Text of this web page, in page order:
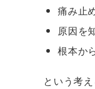
痛み止
原因を
根本か
という考